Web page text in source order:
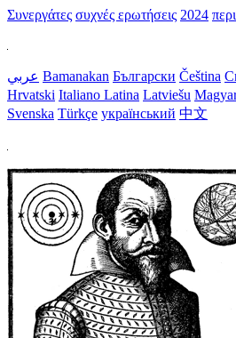
Συνεργάτες συχνές ερωτήσεις 2024
عربي Bamanakan Български Čeština
Hrvatski Italiano Latina Latviešu
Svenska Türkçe український 中文